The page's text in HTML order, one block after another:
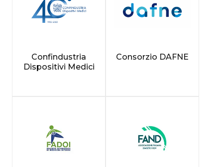
Confindustria
Dispositivi Medici
Consorzio DAFNE